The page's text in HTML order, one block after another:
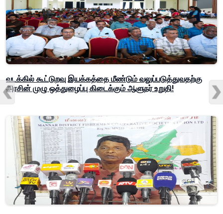
வடக்கில் கூட்டுறவு இயக்கத்தை மீண்டும் வலுப்படுத்துவதற்கு
அரசின் முழு ஒத்துழைப்பு கிடைக்கும் ஆளுநர் உறுதி!